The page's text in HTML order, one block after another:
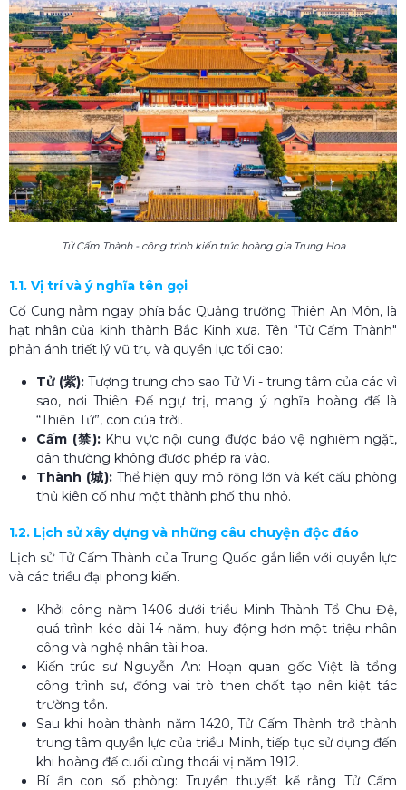
Tử Cấm Thành - công trình kiến trúc hoàng gia Trung Hoa
1.1. Vị trí và ý nghĩa tên gọi
Cố Cung nằm ngay phía bắc Quảng trường Thiên An Môn, là
hạt nhân của kinh thành Bắc Kinh xưa. Tên "Tử Cấm Thành"
phản ánh triết lý vũ trụ và quyền lực tối cao:
Tử (紫): Tượng trưng cho sao Tử Vi - trung tâm của các vì
sao, nơi Thiên Đế ngự trị, mang ý nghĩa hoàng đế là
“Thiên Tử”, con của trời.
Cấm (禁): Khu vực nội cung được bảo vệ nghiêm ngặt,
dân thường không được phép ra vào.
Thành (城): Thể hiện quy mô rộng lớn và kết cấu phòng
thủ kiên cố như một thành phố thu nhỏ.
1.2. Lịch sử xây dựng và những câu chuyện độc đáo
Lịch sử Tử Cấm Thành của Trung Quốc gắn liền với quyền lực
và các triều đại phong kiến.
Khởi công năm 1406 dưới triều Minh Thành Tổ Chu Đệ,
quá trình kéo dài 14 năm, huy động hơn một triệu nhân
công và nghệ nhân tài hoa.
Kiến trúc sư Nguyễn An: Hoạn quan gốc Việt là tổng
công trình sư, đóng vai trò then chốt tạo nên kiệt tác
trường tồn.
Sau khi hoàn thành năm 1420, Tử Cấm Thành trở thành
trung tâm quyền lực của triều Minh, tiếp tục sử dụng đến
khi hoàng đế cuối cùng thoái vị năm 1912.
Bí ẩn con số phòng: Truyền thuyết kể rằng Tử Cấm